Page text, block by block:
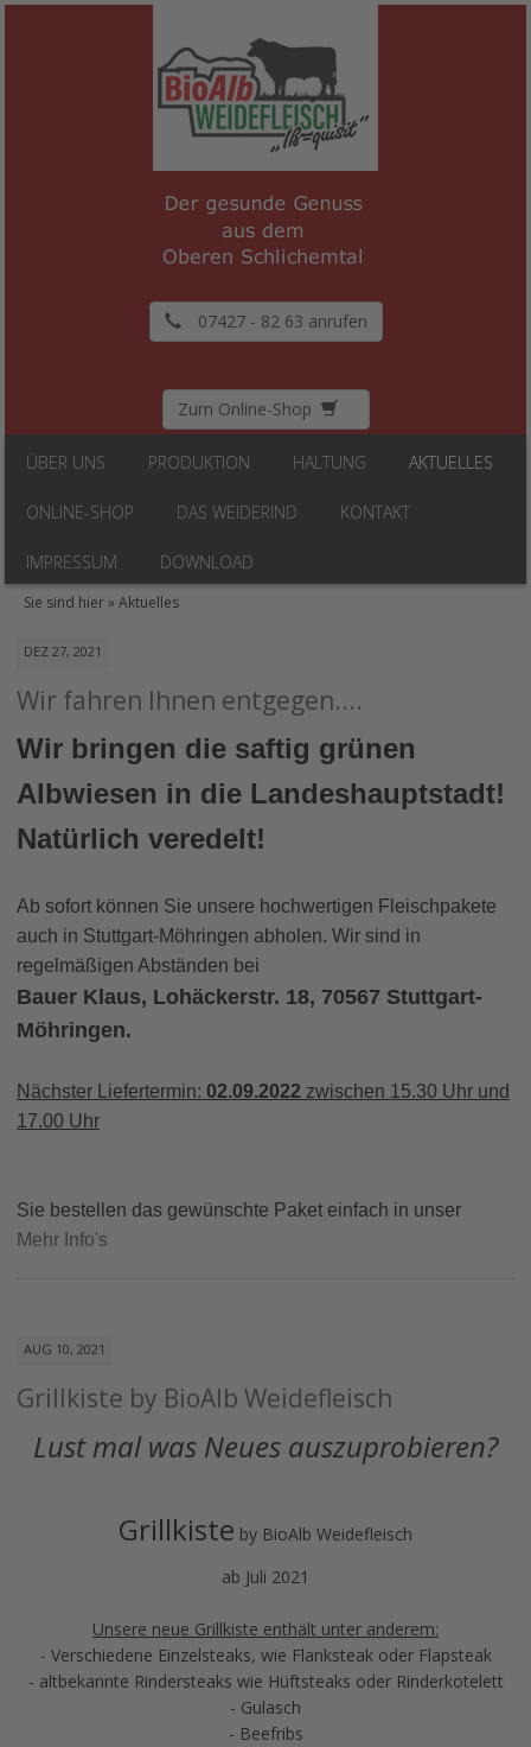
07427 - 82 63 anrufen
Zum Online-Shop
ÜBER UNS PRODUKTION HALTUNG AKTUELLES
ONLINE-SHOP DAS WEIDERIND KONTAKT
IMPRESSUM DOWNLOAD
Sie sind hier »Aktuelles
DEZ 27, 2021
Wir fahren Ihnen entgegen....
Wir bringen die saftig grünen
Albwiesen in die Landeshauptstadt!
Natürlich veredelt!
Ab sofort können Sie unsere hochwertigen Fleischpakete
auch in Stuttgart-Möhringen abholen. Wir sind in
regelmäßigen Abständen bei
Bauer Klaus, Lohäckerstr. 18, 70567 Stuttgart-
Möhringen.
Nächster Liefertermin: 02.09.2022 zwischen 15.30 Uhr und
17.00 Uhr
Sie bestellen das gewünschte Paket einfach in unser
Mehr Info's
AUG 10, 2021
Grillkiste by BioAlb Weidefleisch
Lust mal was Neues auszuprobieren?
Grillkiste by BioAlb Weidefleisch
ab Juli 2021
Unsere neue Grillkiste enthält unter anderem:
- Verschiedene Einzelsteaks, wie Flanksteak oder Flapsteak
- altbekannte Rindersteaks wie Hüftsteaks oder Rinderkotelett
- Gulasch
- Beefribs